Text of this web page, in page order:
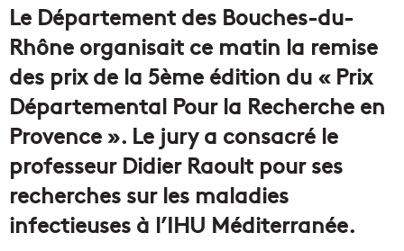
Le Département des Bouches-du-
Rhône organisait ce matin la remise
des prix de la 5ème édition du « Prix
Départemental Pour la Recherche en
Provence ». Le jury a consacré le
professeur Didier Raoult pour ses
recherches sur les maladies
infectieuses à l’IHU Méditerranée.